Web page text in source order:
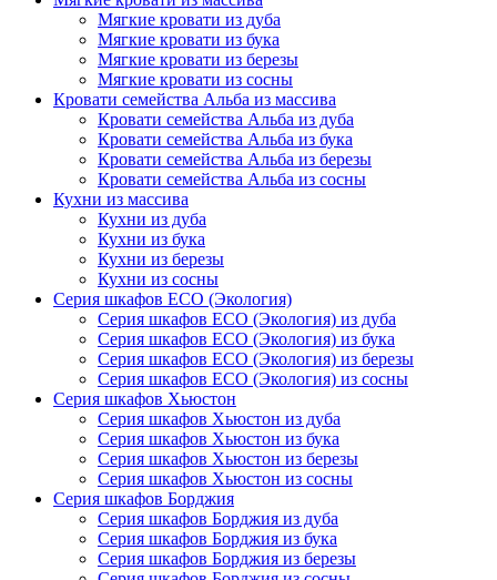
Мягкие кровати из дуба
Мягкие кровати из бука
Мягкие кровати из березы
Мягкие кровати из сосны
Кровати семейства Альба из массива
Кровати семейства Альба из дуба
Кровати семейства Альба из бука
Кровати семейства Альба из березы
Кровати семейства Альба из сосны
Кухни из массива
Кухни из дуба
Кухни из бука
Кухни из березы
Кухни из сосны
Серия шкафов ECO (Экология)
Серия шкафов ECO (Экология) из дуба
Серия шкафов ECO (Экология) из бука
Серия шкафов ECO (Экология) из березы
Серия шкафов ECO (Экология) из сосны
Серия шкафов Хьюстон
Серия шкафов Хьюстон из дуба
Серия шкафов Хьюстон из бука
Серия шкафов Хьюстон из березы
Серия шкафов Хьюстон из сосны
Серия шкафов Борджия
Серия шкафов Борджия из дуба
Серия шкафов Борджия из бука
Серия шкафов Борджия из березы